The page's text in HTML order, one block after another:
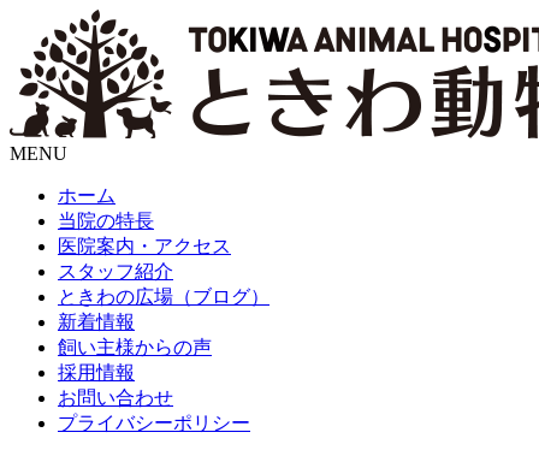
MENU
ホーム
当院の特長
医院案内・アクセス
スタッフ紹介
ときわの広場（ブログ）
新着情報
飼い主様からの声
採用情報
お問い合わせ
プライバシーポリシー